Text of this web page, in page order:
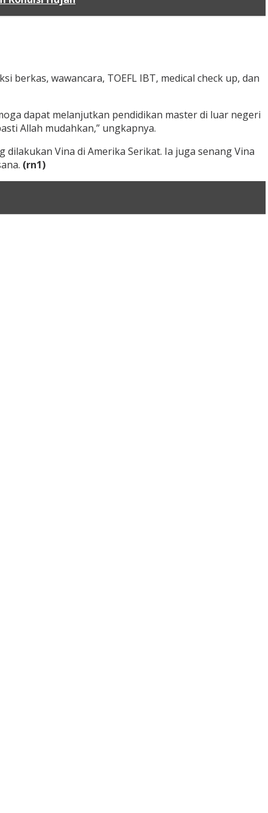
wawancara, TOEFL IBT, medical check up, dan
dapat melanjutkan pendidikan master di luar negeri
Allah mudahkan,” ungkapnya.
Vina di Amerika Serikat. Ia juga senang Vina
(rn1)